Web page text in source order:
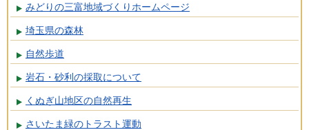
みどりの三富地域づくりホームページ
埼玉県の森林
自然歩道
岩石・砂利の採取について
くぬぎ山地区の自然再生
さいたま緑のトラスト運動